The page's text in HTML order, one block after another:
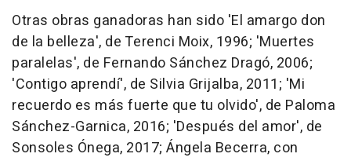
Otras obras ganadoras han sido 'El amargo don
de la belleza', de Terenci Moix, 1996; 'Muertes
paralelas', de Fernando Sánchez Dragó, 2006;
'Contigo aprendí', de Silvia Grijalba, 2011; 'Mi
recuerdo es más fuerte que tu olvido', de Paloma
Sánchez-Garnica, 2016; 'Después del amor', de
Sonsoles Ónega, 2017; Ángela Becerra, con